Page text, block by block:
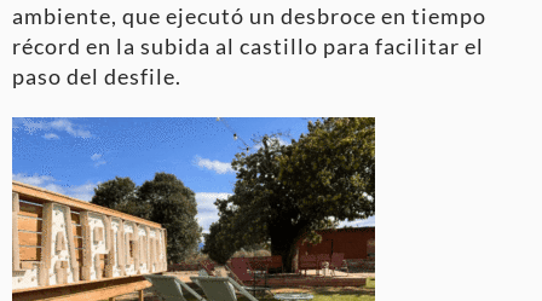
ambiente, que ejecutó un desbroce en tiempo
récord en la subida al castillo para facilitar el
paso del desfile.